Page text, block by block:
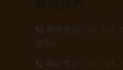
聯絡電話 | 06-223-
據點)
聯絡電話 | 07-791-